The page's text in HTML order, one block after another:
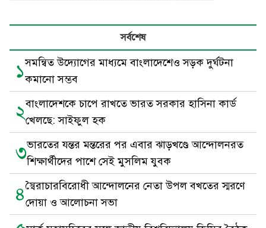
সর্বশেষ
১সমন্বিত উদ্যোগের মাধ্যমে বাংলাদেশেও সড়ক দুর্ঘটনা
কমানো সম্ভব
২বাংলাদেশকে চাপে রাখতে ভারত সরকার হাসিনা কার্ড
খেলছে: সাইফুল হক
৩ভারতের যন্তর মন্তরের পর এবার ঝাড়খণ্ডে আন্দোলনরত
শিক্ষার্থীদের পাশে সেই মুসলিম যুবক
৪স্বৈরাচারবিরোধী আন্দোলনের নেতা উপল বখতের স্মরণে
দোয়া ও আলোচনা সভা